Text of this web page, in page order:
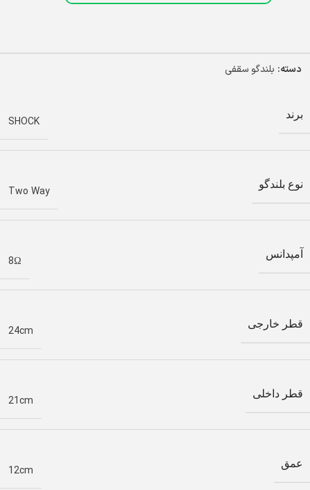
دسته: بلندگو سقفی
برند
SHOCK
نوع بلندگو
Two Way
آمپدانس
8Ω
قطر خارجی
24cm
قطر داخلی
21cm
عمق
12cm